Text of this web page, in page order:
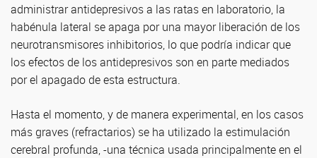
administrar antidepresivos a las ratas en laboratorio, la
habénula lateral se apaga por una mayor liberación de los
neurotransmisores inhibitorios, lo que podría indicar que
los efectos de los antidepresivos son en parte mediados
por el apagado de esta estructura.
Hasta el momento, y de manera experimental, en los casos
más graves (refractarios) se ha utilizado la estimulación
cerebral profunda, -una técnica usada principalmente en el